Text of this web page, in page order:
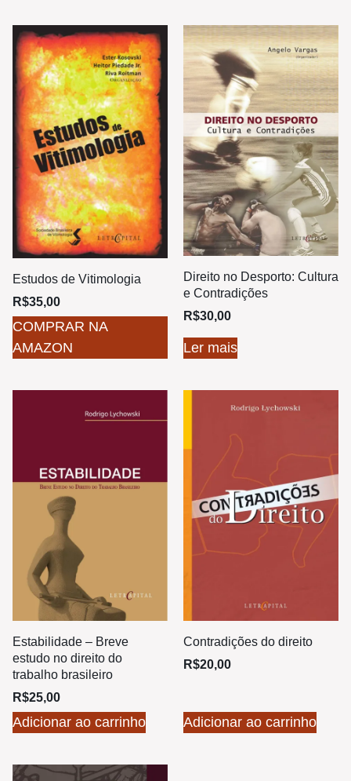
Estudos de Vitimologia
R$35,00
COMPRAR NA
AMAZON
Direito no Desporto: Cultura
e Contradições
R$30,00
Ler mais
Estabilidade – Breve
estudo no direito do
trabalho brasileiro
R$25,00
Adicionar ao carrinho
Contradições do direito
R$20,00
Adicionar ao carrinho